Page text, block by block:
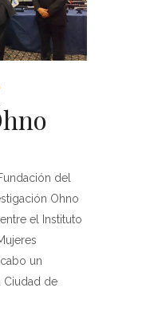
del
Ohno
el Instituto
un
Ciudad de